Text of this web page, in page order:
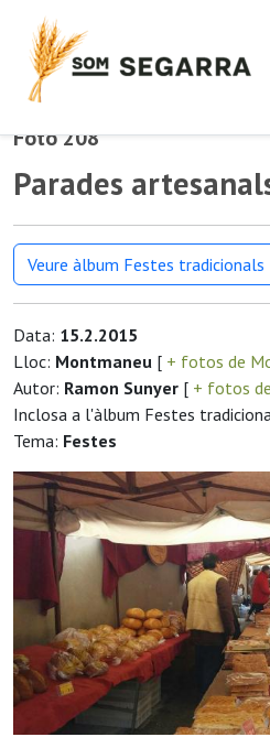
Foto 208
Parades
Veure àlbum Festes tradicionals
Data: 15.2.2015
Lloc: Montmaneu [ + fotos de
Autor: Ramon Sunyer [ + fotos
Inclosa a l'àlbum Festes
Tema: Festes